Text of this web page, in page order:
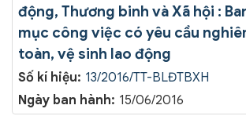
Số kí hiệu: 13/2016/TT-BLĐTBXH
Ngày ban hành: 15/06/2016
động, Thương binh và Xã hội :
mục công việc có yêu cầu
toàn, vệ sinh lao động